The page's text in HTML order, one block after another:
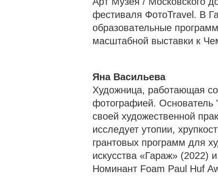
фестиваля ФотоTravel. В
образовательные
масштабной выставки к
Яна Васильева
Художница, работающая
фотографией.
своей художественной
исследует утопии,
грантовых программ для
искусства «Гараж» (2022)
Номинант Foam Paul Huf